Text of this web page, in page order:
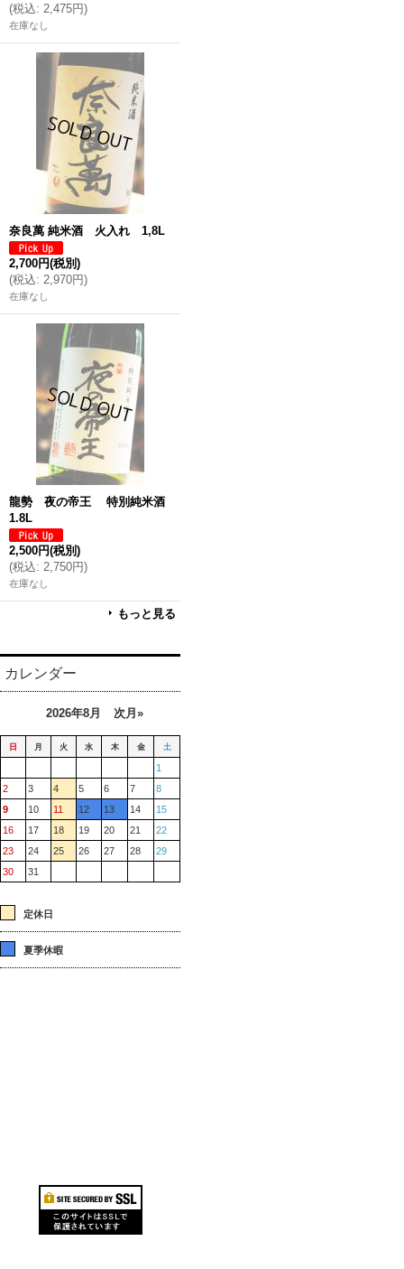
(税込: 2,475円)
在庫なし
奈良萬 純米酒 火入れ 1,8L
2,700円(税別)
(税込: 2,970円)
在庫なし
龍勢 夜の帝王 特別純米酒
1.8L
2,500円(税別)
(税込: 2,750円)
在庫なし
もっと見る
カレンダー
2026年8月 次月»
日 月 火 水 木 金 土
1
2
3 4 5 6 7
8
9
10 11 12 13 14
15
16
17 18 19 20 21
22
23
24 25 26 27 28
29
30
31
定休日
夏季休暇